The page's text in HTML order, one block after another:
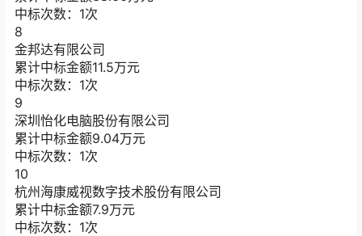
中标次数：1次
8
金邦达有限公司
累计中标金额11.5万元
中标次数：1次
9
深圳怡化电脑股份有限公司
累计中标金额9.04万元
中标次数：1次
10
杭州海康威视数字技术股份有限公司
累计中标金额7.9万元
中标次数：1次